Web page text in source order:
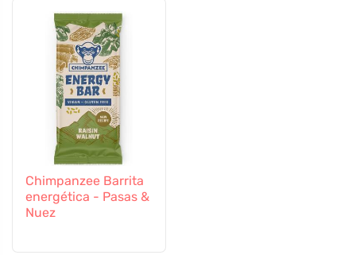
Chimpanzee Barrita
energética - Pasas &
Nuez